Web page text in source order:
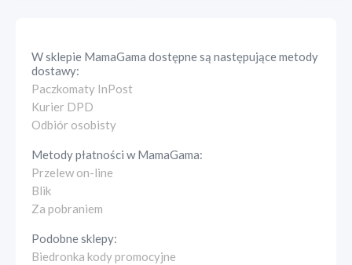
W sklepie MamaGama dostępne są następujące metody
dostawy:
Paczkomaty InPost
Kurier DPD
Odbiór osobisty
Metody płatności wMamaGama:
Przelew on-line
Blik
Za pobraniem
Podobne sklepy:
Biedronka kody promocyjne